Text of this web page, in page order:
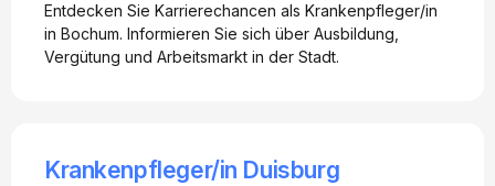
Entdecken Sie Karrierechancen als Krankenpfleger/in
in Bochum. Informieren Sie sich über Ausbildung,
Vergütung und Arbeitsmarkt in der Stadt.
Krankenpfleger/in Duisburg